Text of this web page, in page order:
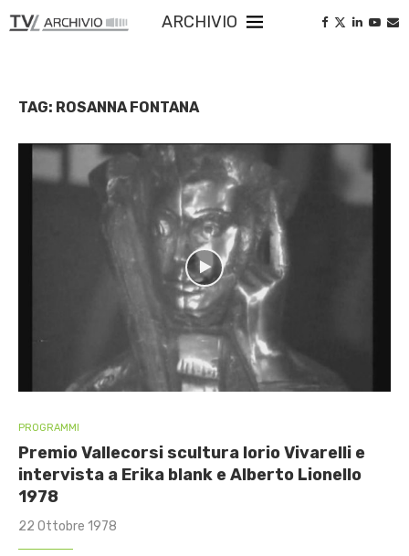
ARCHIVIO
TAG: ROSANNA FONTANA
PROGRAMMI
Premio Vallecorsi scultura Iorio Vivarelli e
intervista a Erika blank e Alberto Lionello
1978
22 Ottobre 1978